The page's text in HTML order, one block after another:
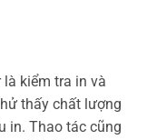
kiểm tra in và
thấy chất lượng
in. Thao tác cũng